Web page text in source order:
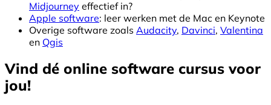
Midjourney effectief in?
Apple software: leer werken met de Mac en Keynote
Overige software zoals Audacity, Davinci, Valentina
en Qgis
Vind dé online software cursus voor
jou!